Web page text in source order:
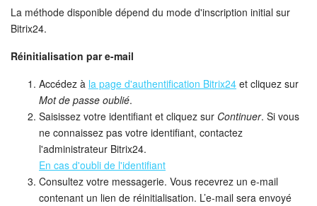
Gestion des stocks
Messagerie web
CRM
Réservation en ligne
CoPilot - IA dans Bitrix24
Signature électronique
La méthode disponible dépend du mode d'inscription initial sur
Bitrix24.
Réinitialisation par e-mail
Accédez à la page d'authentification Bitrix24 et cliquez sur
Mot de passe oublié.
Saisissez votre identifiant et cliquez sur Continuer. Si vous
ne connaissez pas votre identifiant, contactez
l'administrateur Bitrix24.
En cas d'oubli de l'identifiant
Consultez votre messagerie. Vous recevrez un e-mail
contenant un lien de réinitialisation. L’e-mail sera envoyé